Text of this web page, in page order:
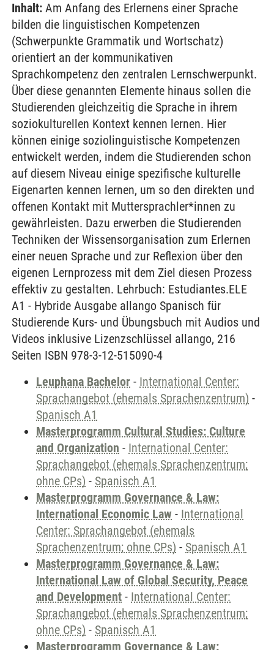
Inhalt: Am Anfang des Erlernens einer Sprache
bilden die linguistischen Kompetenzen
(Schwerpunkte Grammatik und Wortschatz)
orientiert an der kommunikativen
Sprachkompetenz den zentralen Lernschwerpunkt.
Über diese genannten Elemente hinaus sollen die
Studierenden gleichzeitig die Sprache in ihrem
soziokulturellen Kontext kennen lernen. Hier
können einige soziolinguistische Kompetenzen
entwickelt werden, indem die Studierenden schon
auf diesem Niveau einige spezifische kulturelle
Eigenarten kennen lernen, um so den direkten und
offenen Kontakt mit Muttersprachler*innen zu
gewährleisten. Dazu erwerben die Studierenden
Techniken der Wissensorganisation zum Erlernen
einer neuen Sprache und zur Reflexion über den
eigenen Lernprozess mit dem Ziel diesen Prozess
effektiv zu gestalten. Lehrbuch: Estudiantes.ELE
A1 - Hybride Ausgabe allango Spanisch für
Studierende Kurs- und Übungsbuch mit Audios und
Videos inklusive Lizenzschlüssel allango, 216
Seiten ISBN 978-3-12-515090-4
Leuphana Bachelor - International Center:
Sprachangebot (ehemals Sprachenzentrum) -
Spanisch A1
Masterprogramm Cultural Studies: Culture
and Organization - International Center:
Sprachangebot (ehemals Sprachenzentrum;
ohne CPs) - Spanisch A1
Masterprogramm Governance & Law:
International Economic Law - International
Center: Sprachangebot (ehemals
Sprachenzentrum; ohne CPs) - Spanisch A1
Masterprogramm Governance & Law:
International Law of Global Security, Peace
and Development - International Center:
Sprachangebot (ehemals Sprachenzentrum;
ohne CPs) - Spanisch A1
Masterprogramm Governance & Law: